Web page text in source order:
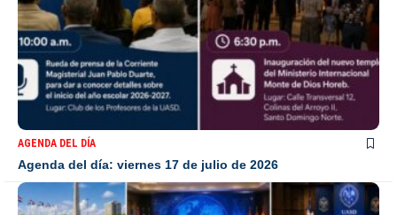
AGENDA DEL DÍA
Agenda del día: viernes 17 de julio de 2026